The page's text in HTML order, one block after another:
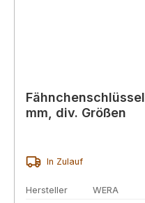
mm, div. Größen
In Zulauf
Hersteller
WERA